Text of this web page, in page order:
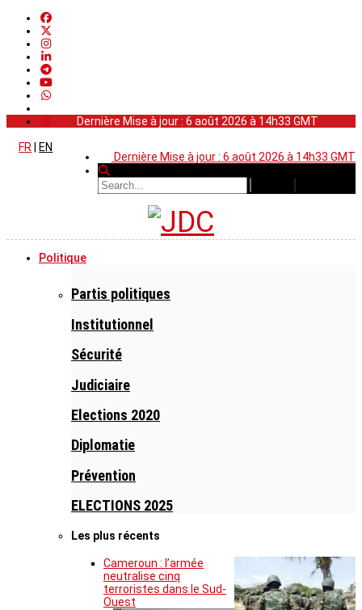
Dernière Mise à jour : 6 août 2026 à 14h33 GMT
Dernière Mise à jour : 6 août 2026 à 14h33 GMT
FR
EN
Politique
Partis politiques
Institutionnel
Sécurité
Judiciaire
Elections 2020
Diplomatie
Prévention
ELECTIONS 2025
Les plus récents
Cameroun : l’armée
neutralise cinq
terroristes dans le Sud-
Ouest